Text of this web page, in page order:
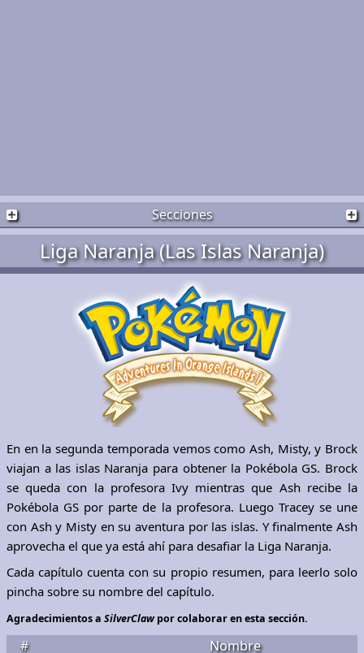
Secciones
Liga Naranja (Las Islas Naranja)
En en la segunda temporada vemos como Ash, Misty, y Brock
viajan a las islas Naranja para obtener la Pokébola GS. Brock
se queda con la profesora Ivy mientras que Ash recibe la
Pokébola GS por parte de la profesora. Luego Tracey se une
con Ash y Misty en su aventura por las islas. Y finalmente Ash
aprovecha el que ya está ahí para desafiar la Liga Naranja.
Cada capítulo cuenta con su propio resumen, para leerlo solo
pincha sobre su nombre del capítulo.
Agradecimientos a SilverClawpor colaborar en esta sección.
# Nombre